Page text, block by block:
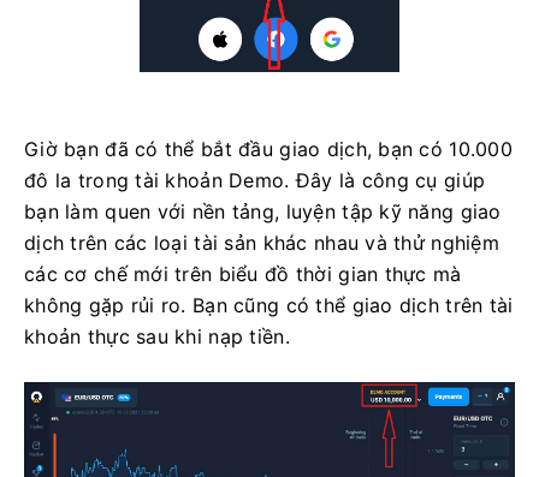
Giờ bạn đã có thể bắt đầu giao dịch, bạn có 10.000
đô la trong tài khoản Demo. Đây là công cụ giúp
bạn làm quen với nền tảng, luyện tập kỹ năng giao
dịch trên các loại tài sản khác nhau và thử nghiệm
các cơ chế mới trên biểu đồ thời gian thực mà
không gặp rủi ro. Bạn cũng có thể giao dịch trên tài
khoản thực sau khi nạp tiền.